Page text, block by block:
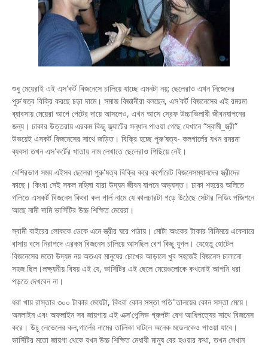
শুধু মেয়েরাই এই এস'কর্ট বিজনেসে চালিয়ে যাচ্ছে এমনটা নয়; ছেলেরাও এখন নিজেদের
পুরু'ষত্ব বিক্রি করছে চড়া দামে। সমাজ বিজ্ঞানীরা বলছেন, এস'কর্ট বিজনেসের এই রমরমা
ব্যাবসায় মেয়েরা আগে পেটের দায়ে আসলেও, এখন আসে স্রেফ উচ্চাভিলাষী জীবনযাপনের
জন্য। ঢাকার উত্তরায় এরকম কিছু ফ্ল্যাটের সন্ধান পাওয়া গেছে যেখানে “স্বামী_স্ত্রী”
উভয়েই এসকর্ট বিজনেসের সাথে জড়িত। বিক্রি হচ্ছে পুরু'ষত্ব- কলগার্লের যখন রমরমা
ব্যবসা তখন এস'কর্টের খাতায় নাম লেখাতে ছেলেরাও পিছিয়ে নেই।
বেশিরভাগ সময় এইসব ছেলেরা পুরু'ষত্ব বিক্রি করে কর্পোরেট বিজনেসম্যানদের স্ত্রীদের
কাছে। কিংবা সেই সকল মহিলা যারা উদ্যম জীবন যাপনে অভ্যস্ত। ঢাকা শহরের অলিতে
গলিতে এসকর্ট বিজনেস কিংবা কল গার্ল নামে যে কালচারটা গড়ে উঠেছে সেটার লিডিং পজিশনে
আছে নামী দামি ভার্সিটির উচ্চ শিক্ষিত মেয়েরা।
স্বামী বাইরের লোককে ডেকে এনে স্ত্রীর ঘরে পাঠায়। মোটা অংকের টাকার বিনিময়ে একেবারে
বাসায় বসে নিরাপদে এরকম বিজনেস চালিয়ে আসছিল বেশ কিছু যুগল। যেহেতু হোটেল
বিজনেসের মতো উদ্যম নয় অতএব মানুষের চোখের আড়ালে খুব সহজেই বিজনেস চালানো
সহজ ছিল।লক্ষ্যনীয় বিষয় এই যে, ভার্সিটির এই ছেলে মেয়েগুলোকে কখনোই আপনি ধরা
পড়তে দেখবেন না।
ধরা খায় রাস্তার ৩০০ টাকার মেয়েটা, কিংবা কোন সস্তা পতি"তালয়ের কোন সস্তা মেয়ে।
অনলাইন এবং অফলাইন সব জায়গায় এই এক্স'পেন্সিভ গ্রুপটা বেশ আধিপত্যের সাথে বিজনেস
করে। উচু লেভেলের কল,গার্লের নামের তালিকা ঘাটলে অনেক মডেলকেও পাওয়া যাবে।
ভার্সিটির মতো জায়গা থেকে যখন উচ্চ শিক্ষিত মেধাবী মানুষ বের হওয়ার কথা, তখন সেখান